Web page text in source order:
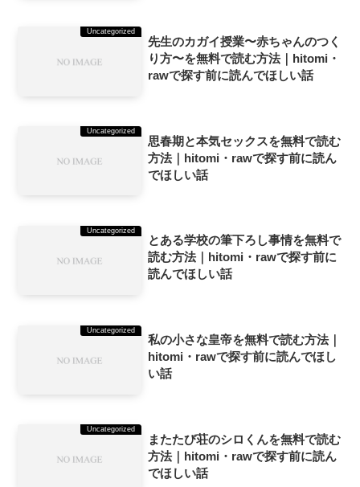
Uncategorized
先生のカガイ授業〜赤ちゃんのつく
り方〜を無料で読む方法｜hitomi・
rawで探す前に読んでほしい話
Uncategorized
思春期と本気セックスを無料で読む
方法｜hitomi・rawで探す前に読ん
でほしい話
Uncategorized
とある学校の筆下ろし事情を無料で
読む方法｜hitomi・rawで探す前に
読んでほしい話
Uncategorized
私の小さな皇帝を無料で読む方法｜
hitomi・rawで探す前に読んでほし
い話
Uncategorized
またたび荘のシロくんを無料で読む
方法｜hitomi・rawで探す前に読ん
でほしい話